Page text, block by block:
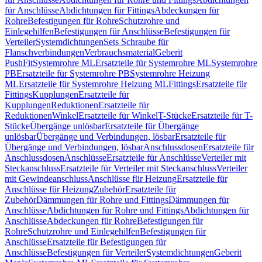
für AnschlüsseAbdichtungen für FittingsAbdeckungen für
RohreBefestigungen für RohreSchutzrohre und
EinlegehilfenBefestigungen für AnschlüsseBefestigungen für
VerteilerSystemdichtungenSets Schraube für
FlanschverbindungenVerbrauchsmaterialGeberit
PushFitSystemrohre MLErsatzteile für Systemrohre MLSystemrohre
PBErsatzteile für Systemrohre PBSystemrohre Heizung
MLErsatzteile für Systemrohre Heizung MLFittingsErsatzteile für
FittingsKupplungenErsatzteile für
KupplungenReduktionenErsatzteile für
ReduktionenWinkelErsatzteile für WinkelT-StückeErsatzteile für T-
StückeÜbergänge unlösbarErsatzteile für Übergänge
unlösbarÜbergänge und Verbindungen, lösbarErsatzteile für
Übergänge und Verbindungen, lösbarAnschlussdosenErsatzteile für
AnschlussdosenAnschlüsseErsatzteile für AnschlüsseVerteiler mit
SteckanschlussErsatzteile für Verteiler mit SteckanschlussVerteiler
mit GewindeanschlussAnschlüsse für HeizungErsatzteile für
Anschlüsse für HeizungZubehörErsatzteile für
ZubehörDämmungen für Rohre und FittingsDämmungen für
AnschlüsseAbdichtungen für Rohre und FittingsAbdichtungen für
AnschlüsseAbdeckungen für RohreBefestigungen für
RohreSchutzrohre und EinlegehilfenBefestigungen für
AnschlüsseErsatzteile für Befestigungen für
AnschlüsseBefestigungen für VerteilerSystemdichtungenGeberit